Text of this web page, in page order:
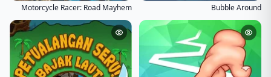
Bubble Around
Motorcycle Racer: Road Mayhem